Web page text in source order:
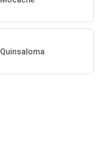
Quinsaloma